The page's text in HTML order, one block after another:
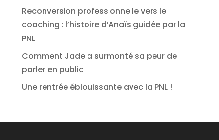
Reconversion professionnelle vers le
coaching : l’histoire d’Anaïs guidée par la
PNL
Comment Jade a surmonté sa peur de
parler en public
Une rentrée éblouissante avec la PNL !